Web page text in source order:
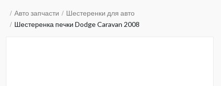
Авто запчасти
Шестеренки для авто
Шестеренка печки Dodge Caravan 2008